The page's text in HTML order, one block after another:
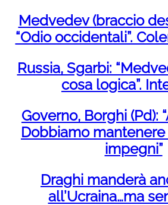
Medvedev (braccio
“Odio occidentali”.
Russia, Sgarbi:
cosa logica”.
Governo, Borghi (Pd):
Dobbiamo
impegni”
Draghi manderà
all’Ucraina…ma